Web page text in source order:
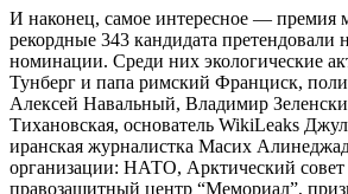
И наконец, самое интересное — премия
рекордные 343 кандидата претендовали
номинации. Среди них экологические
Тунберг и папа римский Франциск,
Алексей Навальный, Владимир
Тихановская, основатель WikiLeaks
иранская журналистка Масих
организации: НАТО, Арктический совет
правозащитный центр “Мемориал”,